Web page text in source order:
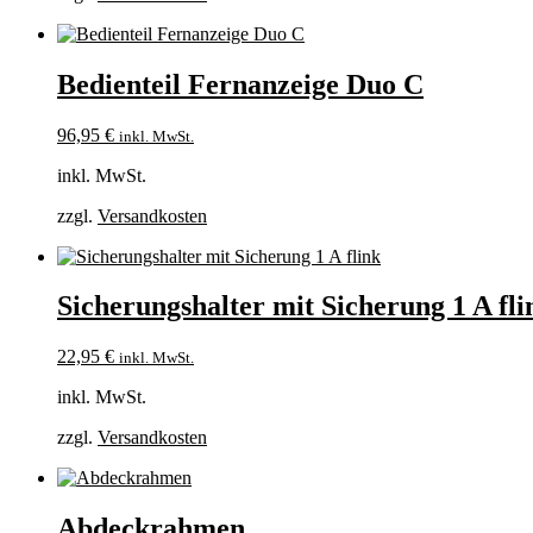
Bedienteil Fernanzeige Duo C
96,95 € inkl. MwSt.
inkl. MwSt.
zzgl. Versandkosten
Sicherungshalter mit Sicherung 1 A
22,95 € inkl. MwSt.
inkl. MwSt.
zzgl. Versandkosten